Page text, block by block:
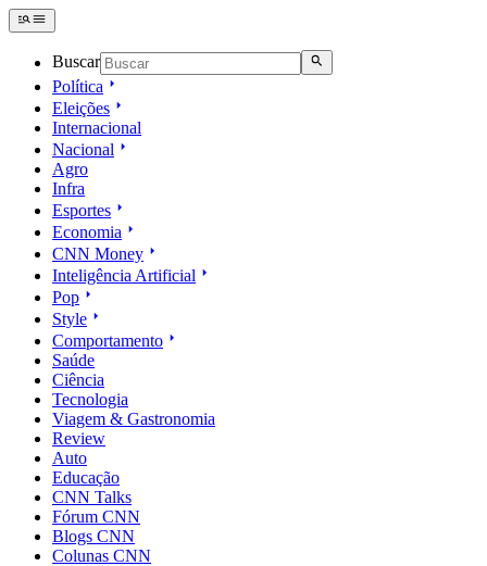
Buscar
Política
Eleições
Internacional
Nacional
Agro
Infra
Esportes
Economia
CNN Money
Inteligência Artificial
Pop
Style
Comportamento
Saúde
Ciência
Tecnologia
Viagem & Gastronomia
Review
Auto
Educação
CNN Talks
Fórum CNN
Blogs CNN
Colunas CNN